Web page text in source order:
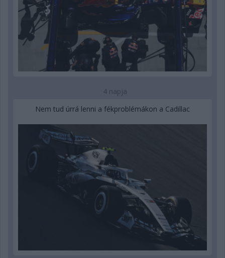
4 napja
Nem tud úrrá lenni a fékproblémákon a Cadillac